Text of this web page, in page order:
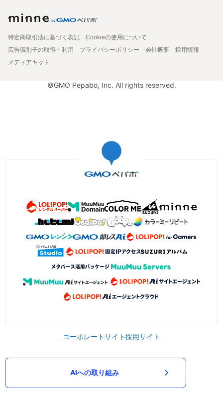
特定商取引法に基づく表記
Cookieの使用について
広告識別子の取得・利用
プライバシーポリシー 会社概要
採用情報
メディアキット
©GMO Pepabo, Inc. All rights reserved.
コーポレートサイト採用サイト
AIへの取り組み